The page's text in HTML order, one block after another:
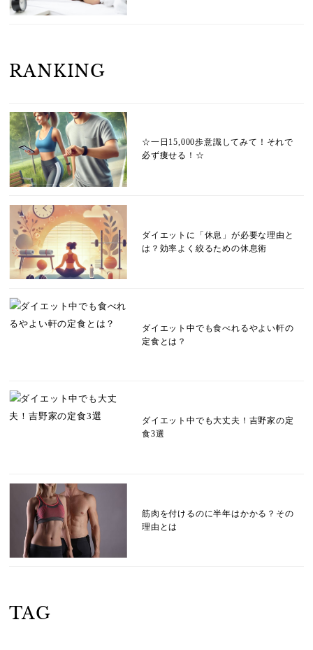
RANKING
☆一日15,000歩意識してみて！それで
必ず痩せる！☆
ダイエットに「休息」が必要な理由と
は？効率よく絞るための休息術
ダイエット中でも食べれるやよい軒の
定食とは？
ダイエット中でも大丈夫！吉野家の定
食3選
筋肉を付けるのに半年はかかる？その
理由とは
TAG